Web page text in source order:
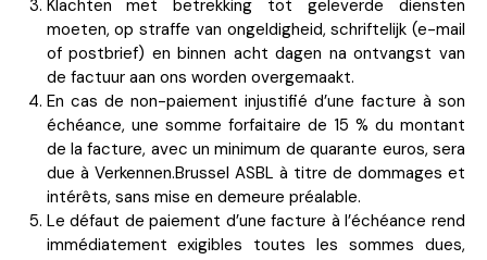
Klachten met betrekking tot geleverde diensten
moeten, op straffe van ongeldigheid, schriftelijk (e-mail
of postbrief) en binnen acht dagen na ontvangst van
de factuur aan ons worden overgemaakt.
En cas de non-paiement injustifié d’une facture à son
échéance, une somme forfaitaire de 15 % du montant
de la facture, avec un minimum de quarante euros, sera
due à Verkennen.Brussel ASBL à titre de dommages et
intérêts, sans mise en demeure préalable.
Le défaut de paiement d’une facture à l’échéance rend
immédiatement exigibles toutes les sommes dues,